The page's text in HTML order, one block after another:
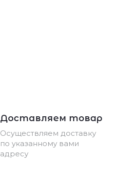
Доставляем товар
Осуществляем доставку
по указанному вами
адресу